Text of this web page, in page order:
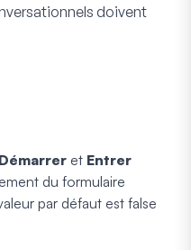
doivent
Démarrer et Entrer
du formulaire
par défaut est false